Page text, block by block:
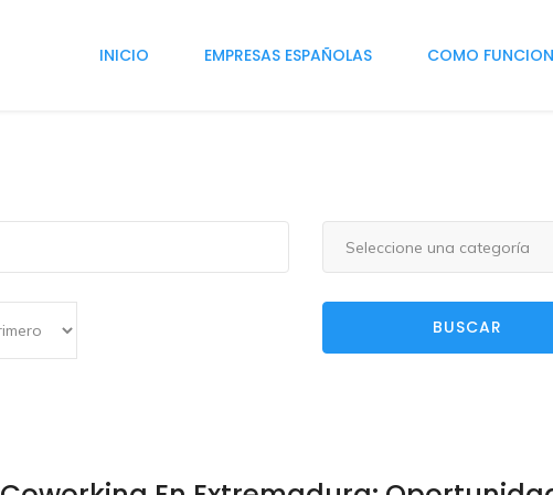
INICIO EMPRESAS ESPAÑOLAS COMO
Seleccione una categoría
BUSCAR